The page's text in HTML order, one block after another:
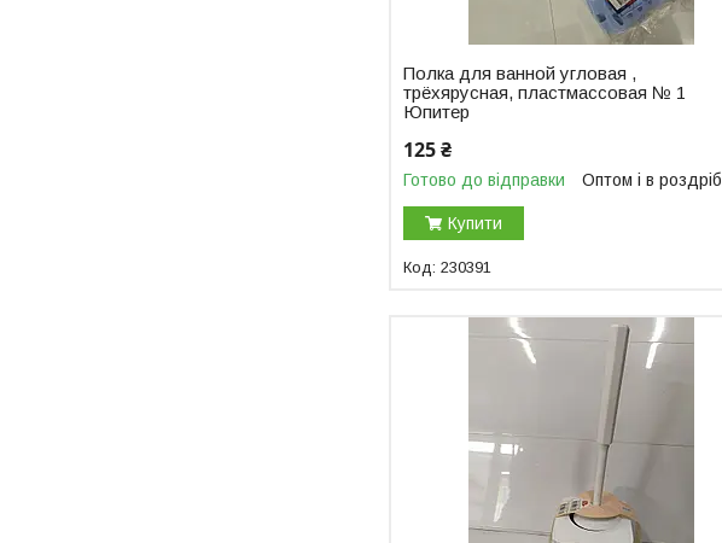
Полка для ванной угловая ,
трёхярусная, пластмассовая № 1
Юпитер
125 ₴
Готово до відправки Оптом і в роздріб
Купити
230391